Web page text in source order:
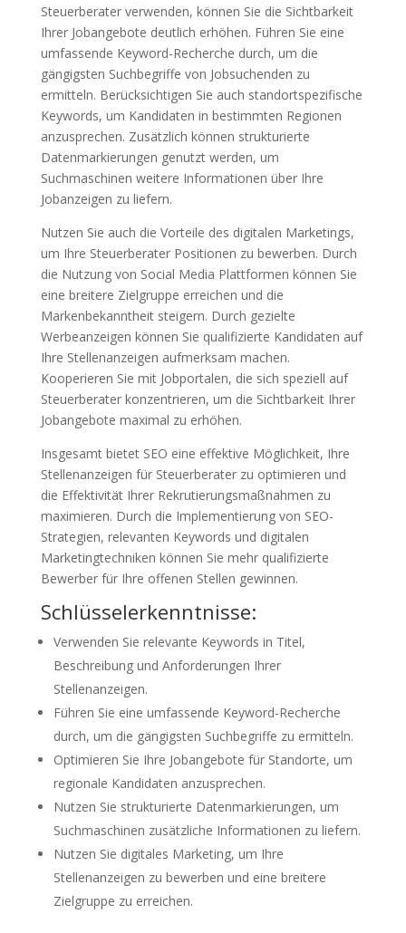
Steuerberater verwenden, können Sie die Sichtbarkeit
Ihrer Jobangebote deutlich erhöhen. Führen Sie eine
umfassende Keyword-Recherche durch, um die
gängigsten Suchbegriffe von Jobsuchenden zu
ermitteln. Berücksichtigen Sie auch standortspezifische
Keywords, um Kandidaten in bestimmten Regionen
anzusprechen. Zusätzlich können strukturierte
Datenmarkierungen genutzt werden, um
Suchmaschinen weitere Informationen über Ihre
Jobanzeigen zu liefern.
Nutzen Sie auch die Vorteile des digitalen Marketings,
um Ihre Steuerberater Positionen zu bewerben. Durch
die Nutzung von Social Media Plattformen können Sie
eine breitere Zielgruppe erreichen und die
Markenbekanntheit steigern. Durch gezielte
Werbeanzeigen können Sie qualifizierte Kandidaten auf
Ihre Stellenanzeigen aufmerksam machen.
Kooperieren Sie mit Jobportalen, die sich speziell auf
Steuerberater konzentrieren, um die Sichtbarkeit Ihrer
Jobangebote maximal zu erhöhen.
Insgesamt bietet SEO eine effektive Möglichkeit, Ihre
Stellenanzeigen für Steuerberater zu optimieren und
die Effektivität Ihrer Rekrutierungsmaßnahmen zu
maximieren. Durch die Implementierung von SEO-
Strategien, relevanten Keywords und digitalen
Marketingtechniken können Sie mehr qualifizierte
Bewerber für Ihre offenen Stellen gewinnen.
Schlüsselerkenntnisse:
Verwenden Sie relevante Keywords in Titel,
Beschreibung und Anforderungen Ihrer
Stellenanzeigen.
Führen Sie eine umfassende Keyword-Recherche
durch, um die gängigsten Suchbegriffe zu ermitteln.
Optimieren Sie Ihre Jobangebote für Standorte, um
regionale Kandidaten anzusprechen.
Nutzen Sie strukturierte Datenmarkierungen, um
Suchmaschinen zusätzliche Informationen zu liefern.
Nutzen Sie digitales Marketing, um Ihre
Stellenanzeigen zu bewerben und eine breitere
Zielgruppe zu erreichen.